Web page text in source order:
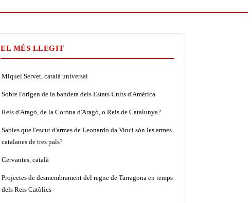
EL MÉS LLEGIT
Miquel Servet, català universal
Sobre l'origen de la bandera dels Estats Units d'Amèrica
Reis d'Aragó, de la Corona d'Aragó, o Reis de Catalunya?
Sabies que l'escut d'armes de Leonardo da Vinci són les armes
catalanes de tres pals?
Cervantes, català
Projectes de desmembrament del regne de Tarragona en temps
dels Reis Catòlics